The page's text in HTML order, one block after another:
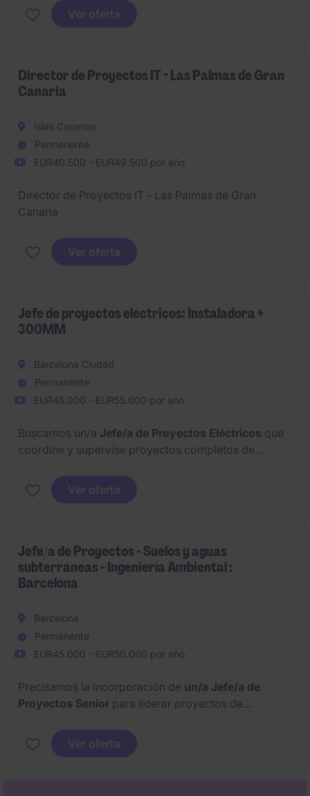
(diseño, desarrollo y analistas funcionales).
Ver oferta
Director de Proyectos IT - Las Palmas de Gran
Canaria
Islas Canarias
Permanente
EUR40.500 - EUR49.500 por año
Director de Proyectos IT - Las Palmas de Gran
Canaria
Ver oferta
Jefe de proyectos eléctricos: Instaladora +
300MM
Barcelona Ciudad
Permanente
EUR45.000 - EUR55.000 por año
Buscamos un/a Jefe/a de Proyectos Eléctricos que
coordine y supervise proyectos completos de
presupuesto. Serás la referencia técnica y de gestión
para asegurar la excelencia en cada fase del
Ver oferta
Jefe/a de Proyectos - Suelos y aguas
subterráneas - Ingeniería Ambiental :
Barcelona
Barcelona
Permanente
EUR45.000 - EUR50.000 por año
Precisamos la incorporación de un/a Jefe/a de
Proyectos Senior para liderar proyectos de
suelos y aguas subterráneas.
presencia en campo, dirección técnica, relación con
Ver oferta